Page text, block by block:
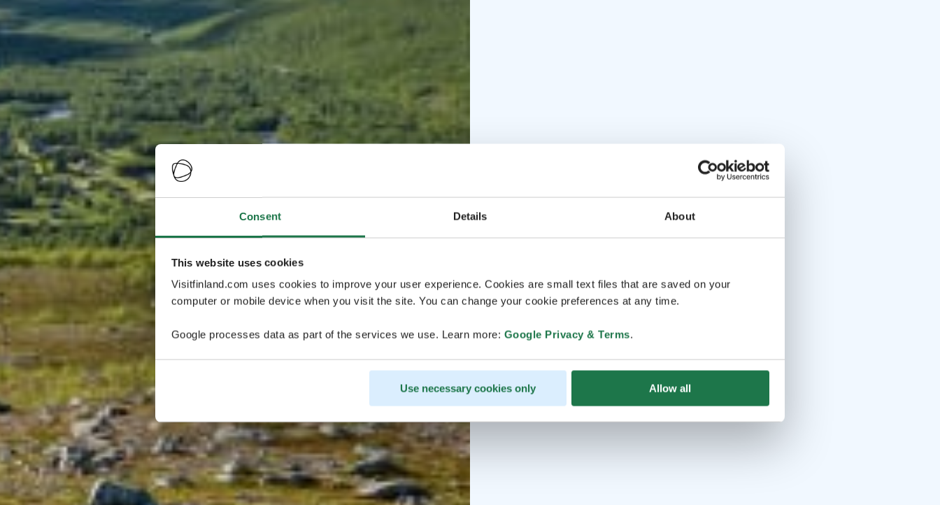
Consent Details About
This website uses cookies
Visitfinland.com uses cookies to improve your user experience. Cookies are small text files that are saved on your
computer or mobile device when you visit the site. You can change your cookie preferences at any time.
Google processes data as part of the services we use. Learn more: Google Privacy & Terms.
Use necessary cookies only Allow all